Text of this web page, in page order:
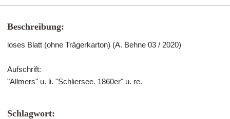
Beschreibung:
loses Blatt (ohne Trägerkarton) (A. Behne 03 / 2020)
Aufschrift:
"Allmers" u. li. "Schliersee. 1860er" u. re.
Schlagwort: